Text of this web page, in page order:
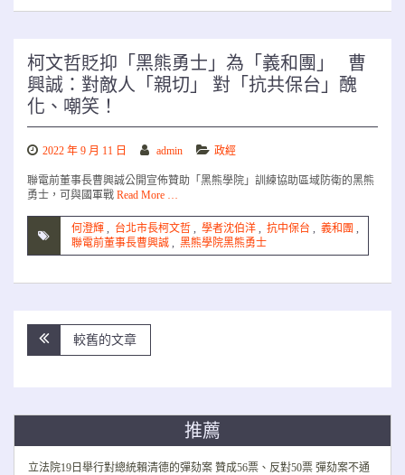
柯文哲貶抑「黑熊勇士」為「義和團」 曹
興誠：對敵人「親切」 對「抗共保台」醜
化、嘲笑！
2022 年 9 月 11 日 admin 政經
聯電前董事長曹興誠公開宣佈贊助「黑熊學院」訓練協助區域防衛的黑熊
勇士，可與國軍戰 Read More …
何澄輝 , 台北市長柯文哲 , 學者沈伯洋 , 抗中保台 , 義和團 ,
聯電前董事長曹興誠 , 黑熊學院黑熊勇士
文
章
較舊的文章
推薦
立法院19日舉行對總統賴清德的彈劾案 贊成56票、反對50票 彈劾案不通